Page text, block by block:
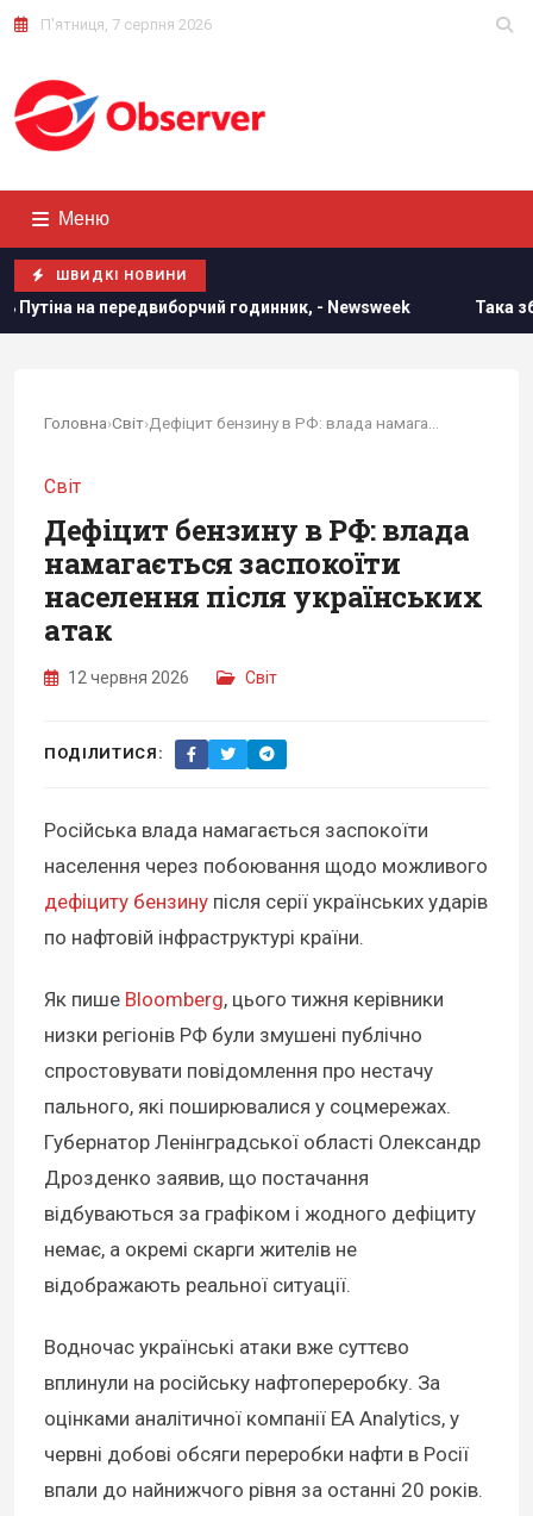
П'ятниця, 7 серпня 2026
Меню
ШВИДКІ НОВИНИ
годинник, - Newsweek Така зброя є лише у
Головна›Світ›
Світ
Дефіцит бензину в РФ: влада
намагається заспокоїти
населення після українських
атак
12 червня 2026 Світ
ПОДІЛИТИСЯ:
Російська влада намагається заспокоїти
населення через побоювання щодо можливого
дефіциту бензину після серії українських ударів
по нафтовій інфраструктурі країни.
Як пише Bloomberg, цього тижня керівники
низки регіонів РФ були змушені публічно
спростовувати повідомлення про нестачу
пального, які поширювалися у соцмережах.
Губернатор Ленінградської області Олександр
Дрозденко заявив, що постачання
відбуваються за графіком і жодного дефіциту
немає, а окремі скарги жителів не
відображають реальної ситуації.
Водночас українські атаки вже суттєво
вплинули на російську нафтопереробку. За
оцінками аналітичної компанії EA Analytics, у
червні добові обсяги переробки нафти в Росії
впали до найнижчого рівня за останні 20 років.